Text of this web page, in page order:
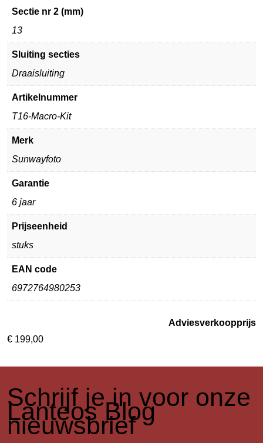
Sectie nr 2 (mm)
13
Sluiting secties
Draaisluiting
Artikelnummer
T16-Macro-Kit
Merk
Sunwayfoto
Garantie
6 jaar
Prijseenheid
stuks
EAN code
6972764980253
Adviesverkoopprijs
€ 199,00
​Schrijf je in voor onze
Lanteos Blog
nieuwsbrief